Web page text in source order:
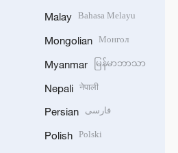
Malay Bahasa Melayu
Mongolian Монгол
Myanmar မြန်မာဘာသာ
Nepali नेपाली
Persian فارسی
Polish Polski